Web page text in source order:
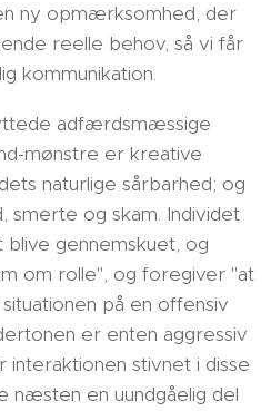
ny opmærksomhed, der
reelle behov, så vi får
kommunikation.
adfærdsmæssige
mønstre er kreative
naturlige sårbarhed; og
og skam. Individet
gennemskuet, og
om rolle", og foregiver "at
på en offensiv
er enten aggressiv
interaktionen stivnet i disse
en uundgåelig del